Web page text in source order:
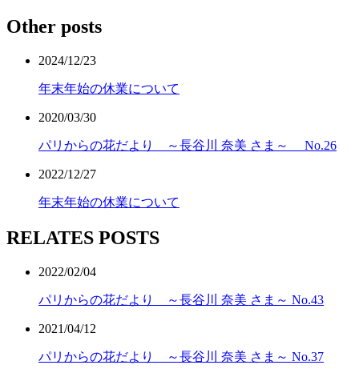
Other posts
2024/12/23
年末年始の休業について
2020/03/30
パリからの花だより ～長谷川 奈美 さま～ No.26
2022/12/27
年末年始の休業について
RELATES POSTS
2022/02/04
パリからの花だより ～長谷川 奈美 さま～ No.43
2021/04/12
パリからの花だより ～長谷川 奈美 さま～ No.37